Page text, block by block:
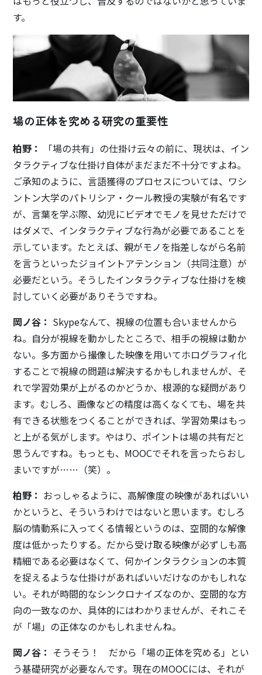
す。
場の正体を究める研究の重要性
柏野：
「場の共有」の仕掛け云々の前に、現状は、イン
タラクティブな仕掛け自体がまだまだ不十分ですよね。
ご承知のように、言語獲得のプロセスについては、ワシ
ントン大学のパトリシア・クール教授の実験が有名です
が、言葉を学ぶ際、幼児にビデオでモノを見せただけで
はダメで、インタラクティブな行為が必要であることを
示しています。たとえば、親がモノを指差しながら名前
を言うといったジョイントアテンション（共同注意）が
必要だという。そうしたインタラクティブな仕掛けを検
討していく必要がありそうですね。
岡ノ谷： Skypeなんて、視線の位置も合いませんから
ね。自分が視線を動かしたところで、相手の視線は動か
ない。多方面から撮像した映像を用いてホログラフィ化
することで視線の問題は解決するかもしれませんが、そ
れで学習効果が上がるのかどうか、根源的な疑問があり
ます。むしろ、画像などの精度は高くなくても、場を共
有できる状態をつくることができれば、学習効果はもっ
と上がる気がします。やはり、ポイントは場の共有だと
思うんですね。もっとも、MOOCでそれを言ったらおし
まいですが……（笑）。
柏野： おっしゃるように、高解像度の映像があればいい
かというと、そういうわけではないと思います。むしろ
脳の情動系に入ってくる情報というのは、空間的な解像
度は低かったりする。だから受け取る映像が必ずしも高
精細である必要はなくて、何かインタラクションの本質
を捉えるような仕掛けがあればいいだけなのかもしれな
い。それが時間的なシンクロナイズなのか、空間的な方
向の一致なのか、具体的にはわかりませんが、それこそ
が「場」の正体なのかもしれませんね。
岡ノ谷： そうそう！ だから「場の正体を究める」とい
う基礎研究が必要なんです。現在のMOOCには、それが